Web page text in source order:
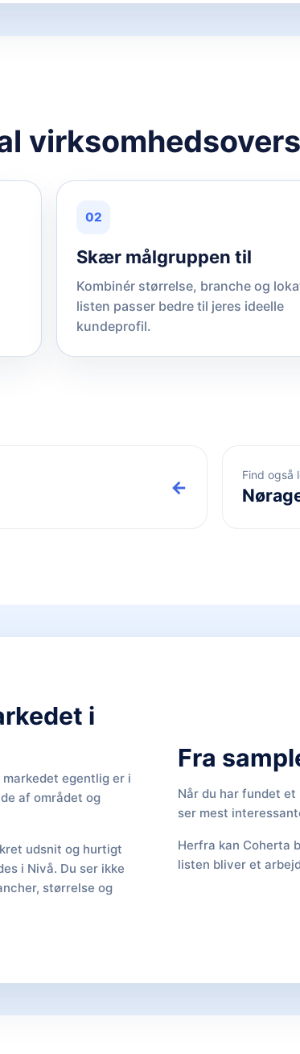
02
Skær målgruppen til
Kombinér størrelse, branche og
listen passer bedre til jeres ideelle
kundeprofil.
←
Find også
i
egentlig er i
af området og
udsnit og hurtigt
i Nivå. Du ser ikke
størrelse og
Fra
Når du har fundet
ser mest
Herfra kan Coherta
listen bliver et